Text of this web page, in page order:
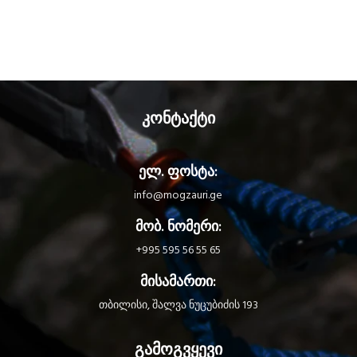
კონტაქტი
ელ. ფოსტა:
info@mogzauri.ge
მობ. ნომერი:
+995 595 56 55 65
მისამართი:
თბილისი, შალვა ნუცუბიძის 193
გამოგვყევი